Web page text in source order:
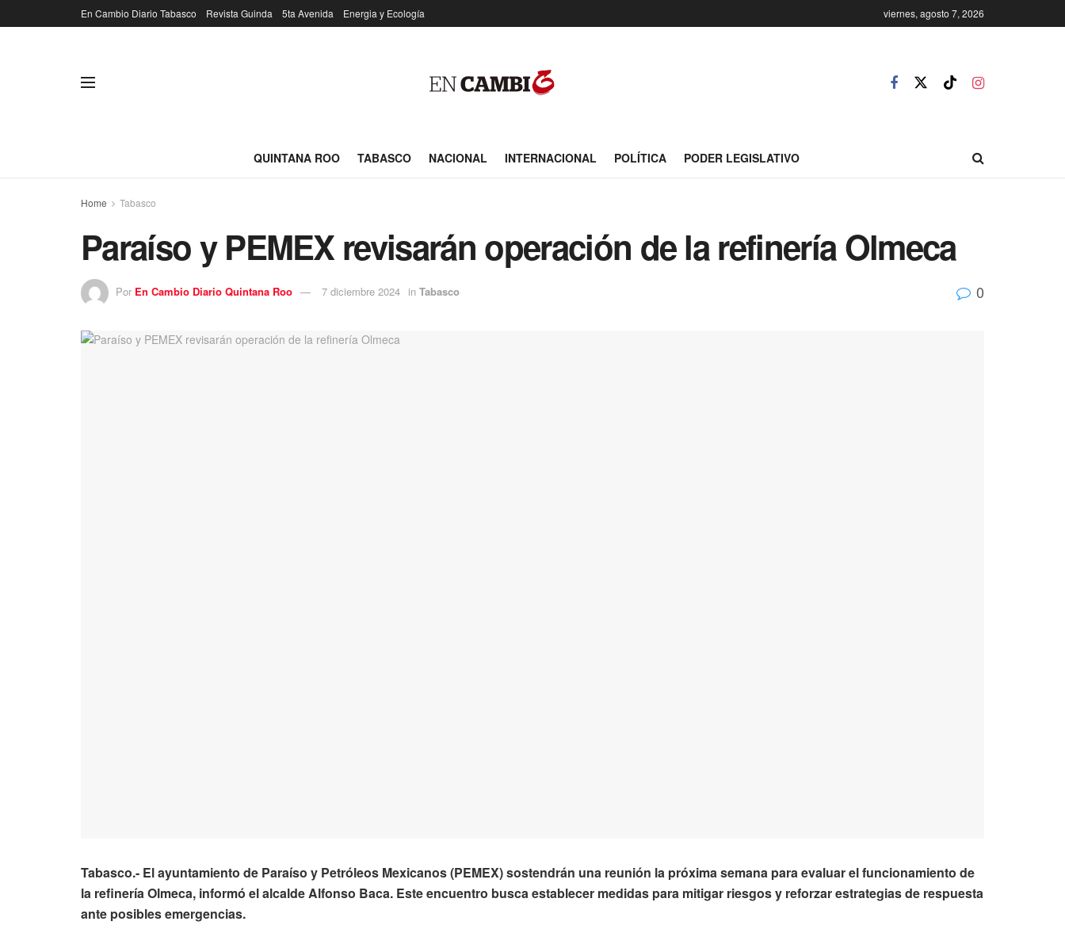
En Cambio Diario Tabasco Revista Guinda 5ta Avenida Energia y Ecología viernes, agosto 7, 2026
QUINTANA ROO TABASCO NACIONAL INTERNACIONAL POLÍTICA PODER LEGISLATIVO
Home Tabasco
Paraíso y PEMEX revisarán operación de la refinería Olmeca
Por En Cambio Diario Quintana Roo 7 diciembre 2024 in Tabasco 0
Tabasco.- El ayuntamiento de Paraíso y Petróleos Mexicanos (PEMEX) sostendrán una reunión la próxima semana para evaluar el funcionamiento de
la refinería Olmeca, informó el alcalde Alfonso Baca. Este encuentro busca establecer medidas para mitigar riesgos y reforzar estrategias de respuesta
ante posibles emergencias.